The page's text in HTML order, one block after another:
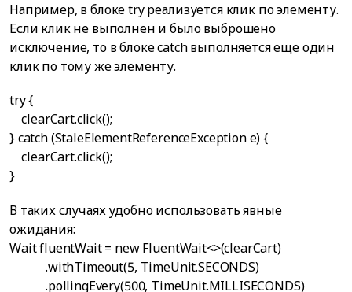
Например, в блоке try реализуется клик по элементу.
Если клик не выполнен и было выброшено
исключение, то в блоке catch выполняется еще один
клик по тому же элементу.
try {
clearCart.click();
} catch (StaleElementReferenceException e) {
clearCart.click();
}
В таких случаях удобно использовать явные
ожидания:
WaitfluentWait = new FluentWait<>(clearCart)
.withTimeout(5, TimeUnit.SECONDS)
.pollingEvery(500, TimeUnit.MILLISECONDS)